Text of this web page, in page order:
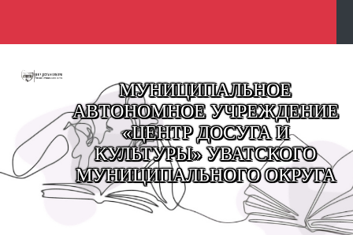
МУНИЦИПАЛЬНОЕ
АВТОНОМНОЕ УЧРЕЖДЕНИЕ
«ЦЕНТР ДОСУГА И
КУЛЬТУРЫ» УВАТСКОГО
МУНИЦИПАЛЬНОГО ОКРУГА